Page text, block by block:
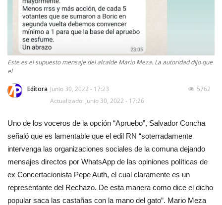
Este es el supuesto mensaje del alcalde Mario Meza. La autoridad dijo que
el
Editora Junio 30, 2022 - 17:23
Actualizado: Junio 30, 2022 - 17:26
5762
Uno de los voceros de la opción “Apruebo”, Salvador Concha
señaló que es lamentable que el edil RN “soterradamente
intervenga las organizaciones sociales de la comuna dejando
mensajes directos por WhatsApp de las opiniones políticas de
ex Concertacionista Pepe Auth, el cual claramente es un
representante del Rechazo. De esta manera como dice el dicho
popular saca las castañas con la mano del gato”. Mario Meza